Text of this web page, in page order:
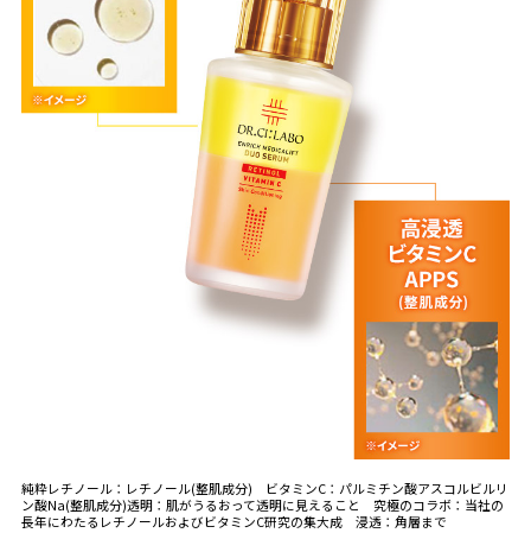
トライアルキット
ベストコスメ受賞商品
ランキング商品
メイク・ボディ・ヘアケア
純粋レチノール：レチノール(整肌成分) ビタミンC：パルミチン酸アスコルビルリ
ン酸Na(整肌成分)透明：肌がうるおって透明に見えること 究極のコラボ：当社の
長年にわたるレチノールおよびビタミンC研究の集大成 浸透：角層まで